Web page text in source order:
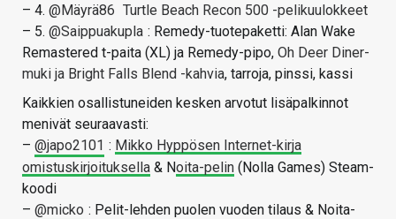
– 4. @Mäyrä86 Turtle Beach Recon 500 -pelikuulokkeet
– 5. @Saippuakupla : Remedy-tuotepaketti: Alan Wake
Remastered t-paita (XL) ja Remedy-pipo, Oh Deer Diner-
muki ja Bright Falls Blend -kahvia, tarroja, pinssi, kassi
Kaikkien osallistuneiden kesken arvotut lisäpalkinnot
menivät seuraavasti:
– @japo2101 : Mikko Hyppösen Internet-kirja
omistuskirjoituksella & Noita-pelin (Nolla Games) Steam-
koodi
– @micko : Pelit-lehden puolen vuoden tilaus & Noita-